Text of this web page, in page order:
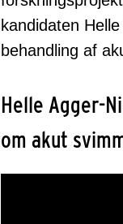
kandidaten
behandling af
Helle Agger-
om akut